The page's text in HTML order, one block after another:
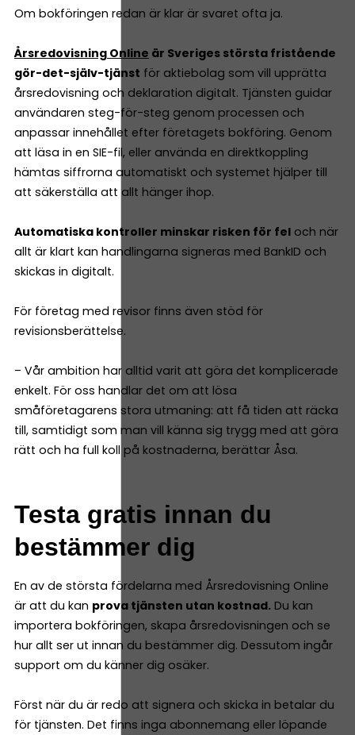
Om bokföringen redan är klar är svaret ofta ja.
Årsredovisning Online är Sveriges största fristående
gör-det-själv-tjänst för aktiebolag som vill upprätta
årsredovisning och deklaration digitalt. Tjänsten guidar
användaren steg-för-steg genom processen och
anpassar innehållet efter företagets bokföring. Genom
att läsa in en SIE-fil, eller använda en direktkoppling
hämtas siffrorna automatiskt och systemet hjälper till
att säkerställa att allt hänger ihop.
Automatiska kontroller minskar risken för fel och när
allt är klart kan handlingarna signeras med BankID och
skickas in digitalt.
För företag med revisor finns även stöd för
revisionsberättelse.
– Vår ambition har alltid varit att göra det komplicerade
enkelt. För oss handlar det om att lösa
småföretagarens stora utmaning: att få tiden att räcka
till, samtidigt som man vill känna sig trygg med att göra
rätt och ha full koll på kostnaderna, berättar Åsa.
Testa gratis innan du
bestämmer dig
En av de största fördelarna med Årsredovisning Online
är att du kan prova tjänsten utan kostnad. Du kan
importera bokföringen, skapa årsredovisningen och se
hur allt ser ut innan du bestämmer dig. Dessutom ingår
support om du känner dig osäker.
Först när du är redo att signera och skicka in betalar du
för tjänsten. Det finns inga abonnemang eller löpande